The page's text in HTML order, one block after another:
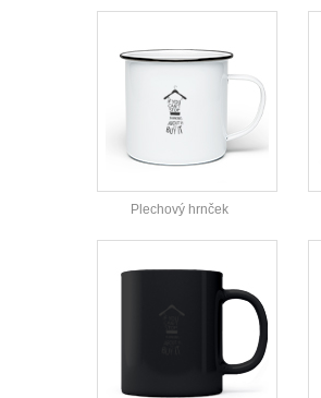
Plechový hrnček